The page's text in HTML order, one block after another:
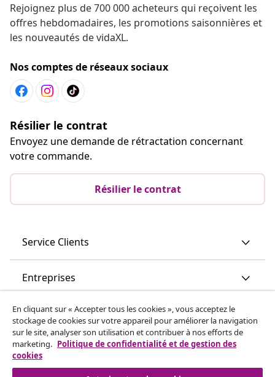
Rejoignez plus de 700 000 acheteurs qui reçoivent les
offres hebdomadaires, les promotions saisonnières et
les nouveautés de vidaXL.
Nos comptes de réseaux sociaux
Résilier le contrat
Envoyez une demande de rétractation concernant
votre commande.
Résilier le contrat
Service Clients
Entreprises
vidaXL
Découvrez-en plus
En cliquant sur « Accepter tous les cookies », vous acceptez le
stockage de cookies sur votre appareil pour améliorer la navigation
sur le site, analyser son utilisation et contribuer à nos efforts de
marketing. Politique de confidentialité et de gestion des
cookies